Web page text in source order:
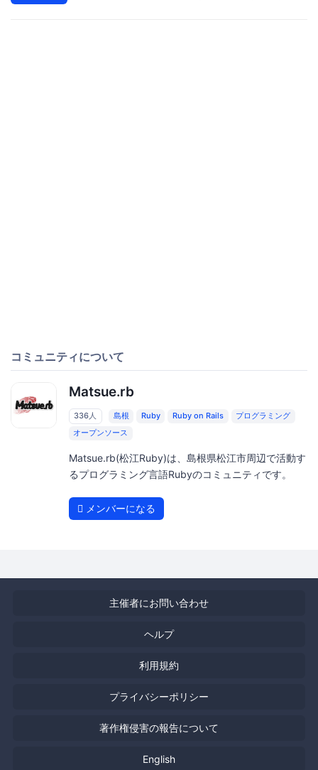
コミュニティについて
Matsue.rb
336人 島根 Ruby Ruby on Rails
プログラミング
オープンソース
Matsue.rb(松江Ruby)は、島根県松江市周辺で活動す
るプログラミング言語Rubyのコミュニティです。
メンバーになる
主催者にお問い合わせ
ヘルプ
利用規約
プライバシーポリシー
著作権侵害の報告について
English